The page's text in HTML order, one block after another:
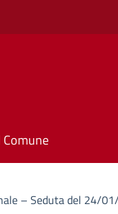
– Seduta del 24/